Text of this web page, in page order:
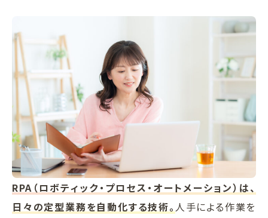
RPA（ロボティック・プロセス・オートメーション）は、
日々の定型業務を自動化する技術。 人手による作業を